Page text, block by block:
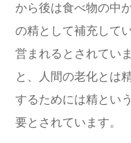
から後は食べ物の中
の精として補充して
営まれるとされてい
と、人間の老化とは
するためには精とい
要とされています。